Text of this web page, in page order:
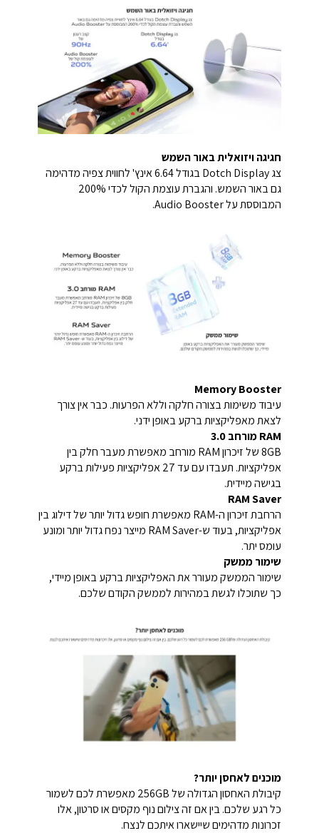
חגיגה ויזואלית באור השמש
צג Dotch Display בגודל 6.64 אינץ' לחווית צפיה מדהימה
גם באור השמש. והגברת עוצמת הקול לכדי 200%
המבוססת על Audio Booster.
Memory Booster
עיבוד משימות בצורה חלקה וללא הפרעות. כבר אין צורך
לצאת מאפליקציות ברקע באופן ידני.
RAM מורחב 3.0
8GB של זיכרון RAM מורחב מאפשרת מעבר חלק בין
אפליקציות. תעבדו עם עד 27 אפליקציות פעילות ברקע
בגישה מיידית.
RAM Saver
הרחבת זיכרון ה-RAM מאפשרת חופש גדול יותר של דילוג בין
אפליקציות, בעוד ש-RAM Saver מייצר נפח גדול יותר ומונע
עומס יתר.
שימור ממשק
שימור הממשק מעורר את האפליקציות ברקע באופן מיידי,
כך שתוכלו לגשת במהירות לממשק הקודם שלכם.
מוכנים לאחסן יותר?
קיבולת האחסון הגדולה של 256GB מאפשרת לכם לשמור
כל רגע שלכם. בין אם זה צילום נוף מקסים או סרטון, אלו
זכרונות מדהימים שיישארו איתכם לנצח.